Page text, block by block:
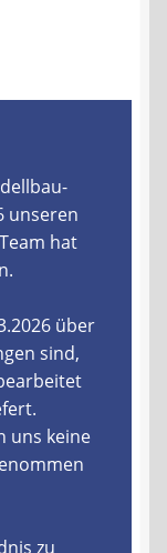
unseren
hat
über
sind,
uns keine
zu